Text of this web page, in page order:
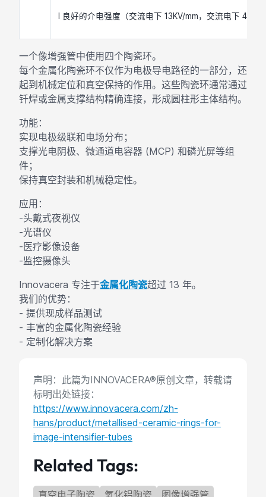
l 良好的介电强度（交流电下 13KV/mm，交流电下
一个像增强管中使用四个陶瓷环。
每个金属化陶瓷环不仅作为电极导电路径的一部分，还
起到机械定位和真空保持的作用。这些陶瓷环通常通过
钎焊或金属支撑结构精确连接，形成圆柱形主体结构。
功能：
实现电极级联和电场分布；
支撑光电阴极、微通道电容器 (MCP) 和磷光屏等组
件；
保持真空封装和机械稳定性。
应用：
-头戴式夜视仪
-光谱仪
-医疗影像设备
-监控摄像头
Innovacera 专注于金属化陶瓷超过 13 年。
我们的优势：
- 提供现成样品测试
- 丰富的金属化陶瓷经验
- 定制化解决方案
声明：此篇为INNOVACERA®原创文章，转载请
标明出处链接：
https://www.innovacera.com/zh-
hans/product/metallised-ceramic-rings-for-
image-intensifier-tubes
Related Tags:
真空电子陶瓷 氧化铝陶瓷
图像增强管